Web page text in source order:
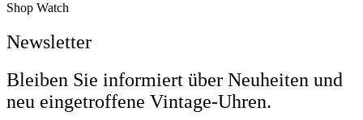
Shop Watch
Newsletter
Bleiben Sie informiert über Neuheiten und
neu eingetroffene Vintage-Uhren.